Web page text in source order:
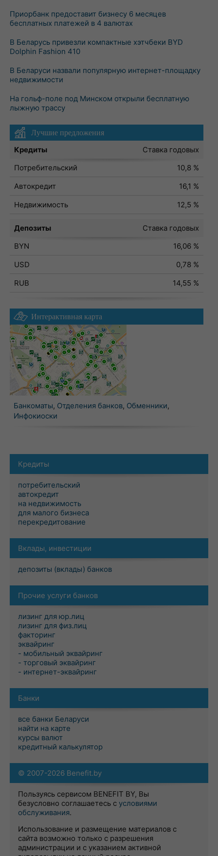
Приорбанк предоставит бизнесу 6 месяцев
бесплатных платежей в 4 валютах
В Беларусь привезли компактные хэтчбеки BYD
Dolphin Fashion 410
В Беларуси назвали популярную интернет-площадку
недвижимости
На гольф-поле под Минском открыли бесплатную
лыжную трассу
Лучшие предложения
Кредиты
Ставка годовых
Потребительский
10,8 %
Автокредит
16,1 %
Недвижимость
12,5 %
Депозиты
Ставка годовых
BYN
16,06 %
USD
0,78 %
RUB
14,55 %
Интерактивная карта
Банкоматы, Отделения банков, Обменники,
Инфокиоски
Кредиты
потребительский
автокредит
на недвижимость
для малого бизнеса
перекредитование
Вклады, инвестиции
депозиты (вклады) банков
Прочие услуги банков
лизинг для юр.лиц
лизинг для физ.лиц
факторинг
эквайринг
- мобильный эквайринг
- торговый эквайринг
- интернет-эквайринг
Банки
все банки Беларуси
найти на карте
курсы валют
кредитный калькулятор
© 2007-2026 Benefit.by
Пользуясь сервисом BENEFIT BY, Вы
безусловно соглашаетесь с условиями
обслуживания.
Использование и размещение материалов с
сайта возможно только с разрешения
администрации и с указанием активной